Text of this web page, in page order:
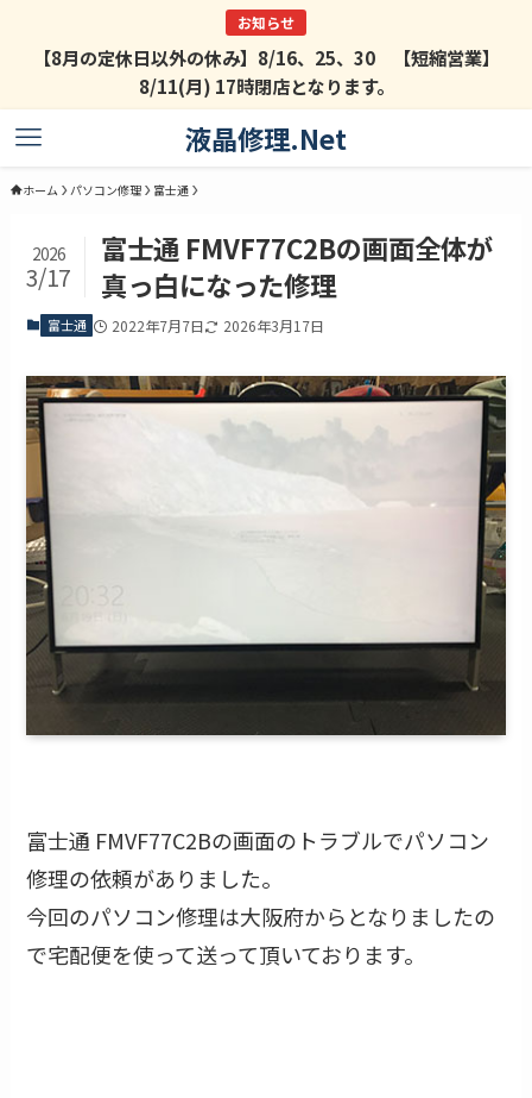
【8月の定休日以外の休み】8/16、25、30 【短縮営業】
8/11(月) 17時閉店となります。
液晶修理.Net
ホーム パソコン修理 富士通
富士通 FMVF77C2Bの画面全体が
真っ白になった修理
2026
3/17
富士通 2022年7月7日 2026年3月17日
富士通 FMVF77C2Bの画面のトラブルでパソコン
修理の依頼がありました。
今回のパソコン修理は大阪府からとなりましたの
で宅配便を使って送って頂いております。